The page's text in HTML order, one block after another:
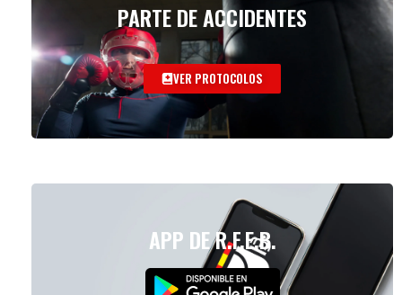
PARTE DE ACCIDENTES
VER PROTOCOLOS
APP DE R.F.E.B.